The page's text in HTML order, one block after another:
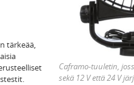
Caframo-tuuletin,
sekä 12 V että 24 V
tärkeää,